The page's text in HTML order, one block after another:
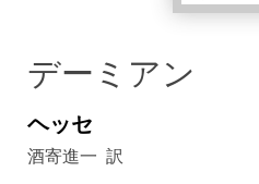
デーミアン
ヘッセ
酒寄進一 訳